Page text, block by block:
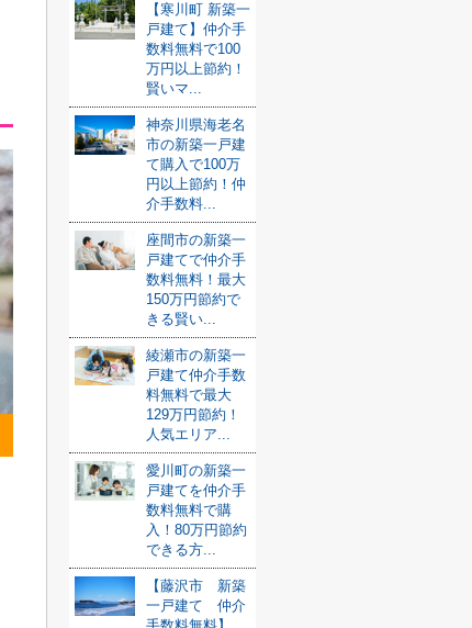
【寒川町 新築一
戸建て】仲介手
数料無料で100
万円以上節約！
賢いマ...
神奈川県海老名
市の新築一戸建
て購入で100万
円以上節約！仲
介手数料...
座間市の新築一
戸建てで仲介手
数料無料！最大
150万円節約で
きる賢い...
綾瀬市の新築一
戸建て仲介手数
料無料で最大
129万円節約！
人気エリア...
愛川町の新築一
戸建てを仲介手
数料無料で購
入！80万円節約
できる方...
【藤沢市 新築
一戸建て 仲介